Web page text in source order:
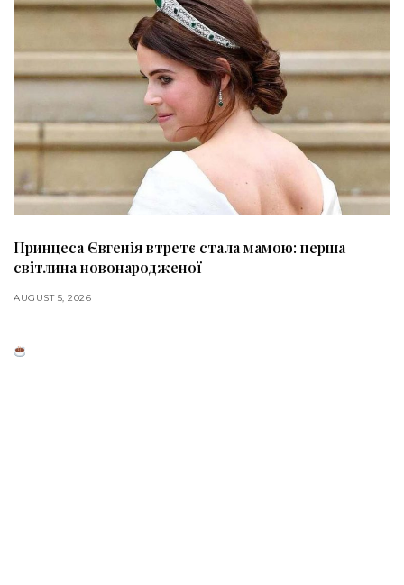
Принцеса Євгенія втретє стала мамою: перша
світлина новонародженої
AUGUST 5, 2026